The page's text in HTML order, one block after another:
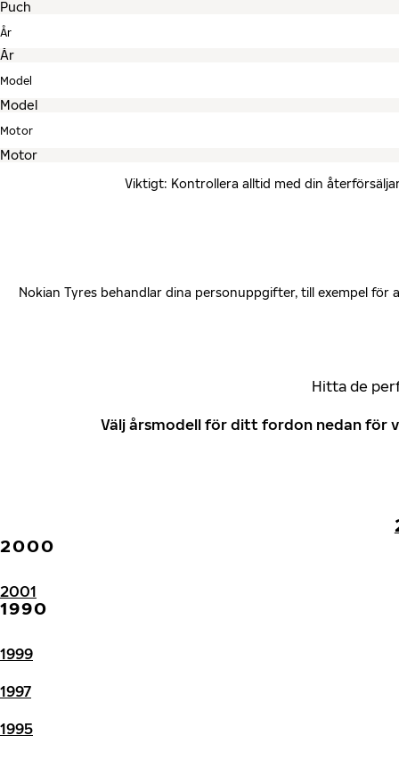
År
Model
Motor
Viktigt: Kontrollera alltid med din
Nokian Tyres behandlar dina personuppgifter, till exempel
Hitta de
Välj årsmodell för ditt fordon nedan för
2000
2001
1990
1999
1997
1995